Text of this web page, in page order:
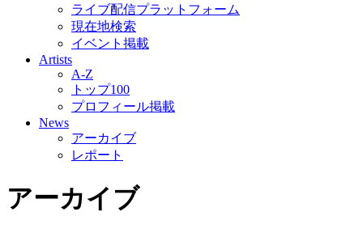
ライブ配信プラットフォーム
現在地検索
イベント掲載
Artists
A-Z
トップ100
プロフィール掲載
News
アーカイブ
レポート
アーカイブ